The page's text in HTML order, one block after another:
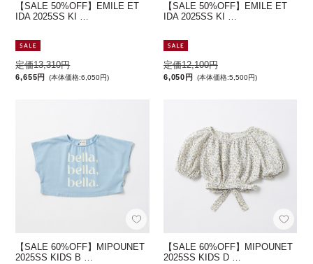
【SALE 50%OFF】EMILE ET
IDA 2025SS KI …
定価13,310円
6,655円 (本体価格:6,050円)
【SALE 50%OFF】EMILE ET
IDA 2025SS KI …
定価12,100円
6,050円 (本体価格:5,500円)
【SALE 60%OFF】MIPOUNET
2025SS KIDS B …
【SALE 60%OFF】MIPOUNET
2025SS KIDS D …